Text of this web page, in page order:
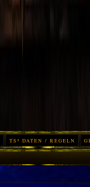
TS³ DATEN / REGELN